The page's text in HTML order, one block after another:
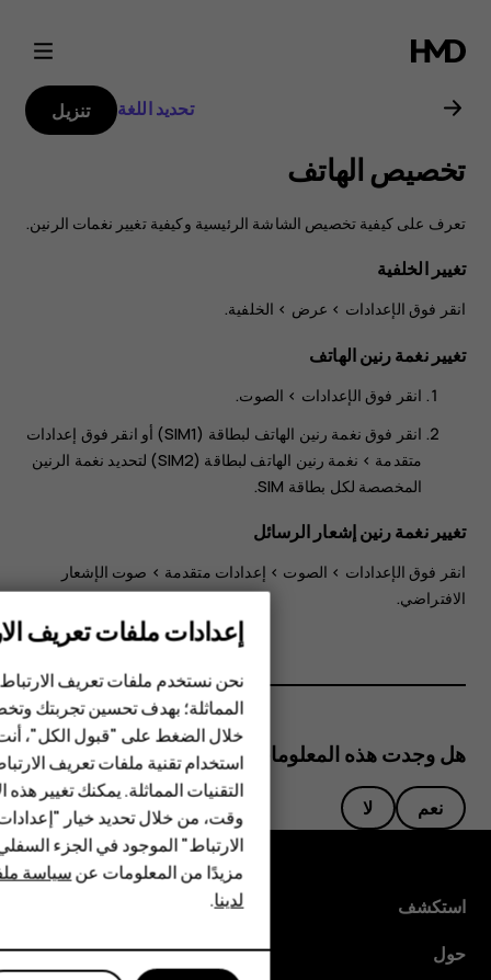
دليل
مستخدم
هاتف
Nokia
8.1
الهواتف المميزة
الأكسسوارات
HMD Terra M
HMD DUB
HMD Watch
للأعمال
تحديد اللغة تنزيل
تخصيص الهاتف
تعرف على كيفية تخصيص الشاشة الرئيسية وكيفية تغيير نغمات الرنين.
تغيير الخلفية
انقر فوق >
> الخلفية.
تغيير نغمة رنين الهاتف
انقر فوق الإعدادات > الصوت.
انقر فوق نغمة رنين الهاتف لبطاقة (SIM1) أو انقر فوق إعدادات
متقدمة > نغمة رنين الهاتف لبطاقة (SIM2)
لتحديد نغمة الرنين
المخصصة لكل بطاقة SIM.
تغيير نغمة رنين إشعار الرسائل
انقر فوق الإعدادات > الصوت > إعدادات متقدمة > صوت الإشعار
الافتراضي.
هل وجدت هذه المعلومات مفيدة؟
نعم لا
استكشف
حول
إعدادات ملفات تعريف
نحن نستخدم ملفات تعريف
المماثلة؛ بهدف تحسين تجربتك
خلال الضغط على "قبول الكل"،
استخدام تقنية ملفات تعريف
التقنيات المماثلة. يمكنك تغيير
وقت، من خلال تحديد خيار
الارتباط" الموجود في الجزء
مزيدًا من المعلومات عنسياسة
لدينا.